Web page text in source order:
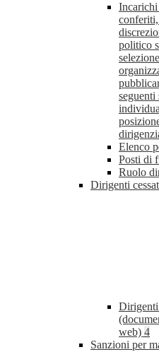
politico
Elenco
Posti di
Ruolo
Dirigenti
Dirigenti
web) 4
Sanzioni per